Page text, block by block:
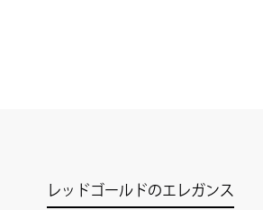
レッドゴールドのエレガンス